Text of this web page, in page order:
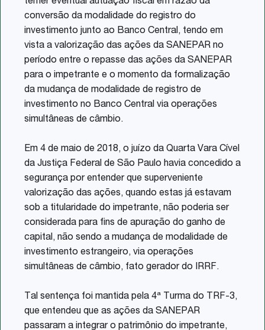
conversão da modalidade do registro do
investimento junto ao Banco Central, tendo em
vista a valorização das ações da SANEPAR no
período entre o repasse das ações da SANEPAR
para o impetrante e o momento da formalização
da mudança de modalidade de registro de
investimento no Banco Central via operações
simultâneas de câmbio.
Em 4 de maio de 2018, o juízo da Quarta Vara Cível
da Justiça Federal de São Paulo havia concedido a
segurança por entender que superveniente
valorização das ações, quando estas já estavam
sob a titularidade do impetrante, não poderia ser
considerada para fins de apuração do ganho de
capital, não sendo a mudança de modalidade de
investimento estrangeiro, via operações
simultâneas de câmbio, fato gerador do IRRF.
Tal sentença foi mantida pela 4ª Turma do TRF-3,
que entendeu que as ações da SANEPAR
passaram a integrar o patrimônio do impetrante,